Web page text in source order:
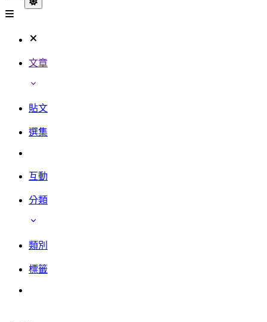
文章
貼文
選集
互動
分類
類別
標籤